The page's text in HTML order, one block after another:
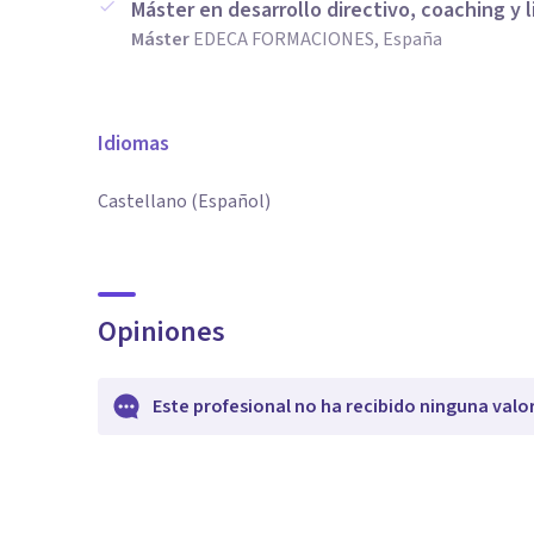
Máster en desarrollo directivo, coaching y
MásterEDECA FORMACIONES, España
Idiomas
Castellano (Español)
Opiniones
Este profesional no ha recibido ninguna